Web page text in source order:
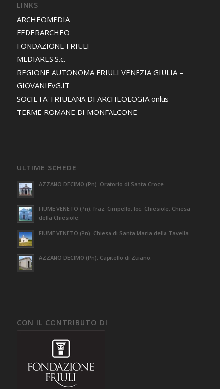
LINKS
ARCHEOMEDIA
FEDERARCHEO
FONDAZIONE FRIULI
MEDIARES S.c.
REGIONE AUTONOMA FRIULI VENEZIA GIULIA –
GIOVANIFVG.IT
SOCIETA' FRIULANA DI ARCHEOLOGIA onlus
TERME ROMANE DI MONFALCONE
ULTIME SCHEDE
AZZANO DECIMO (Pn). Oratorio di Santa Croce.
FIUME VENETO (Pn), fraz. Cimpello, loc. Chiesiole. Chiesa
della Chiesiole.
FIUME VENETO (Pn). Chiesa di Santa Maria della Tavella.
AZZANO DECIMO (Pn). Capitello di Zuiano.
CON IL CONTRIBUTO DI